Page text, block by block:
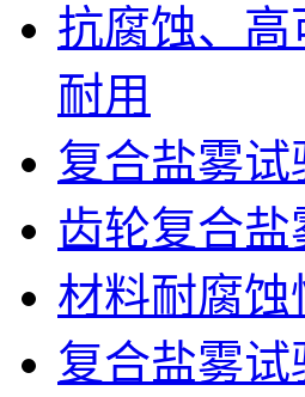
抗腐蚀、
耐用
复合盐雾
齿轮复合
材料耐腐
复合盐雾